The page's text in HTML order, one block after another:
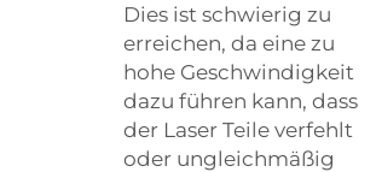
Dies ist schwierig zu
erreichen, da eine zu
hohe Geschwindigkeit
dazu führen kann, dass
der Laser Teile verfehlt
oder ungleichmäßig